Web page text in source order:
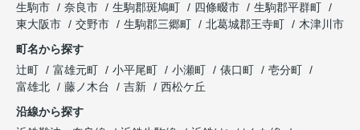
生駒市
奈良市 生駒郡斑鳩町 四條畷市
生駒郡平群町
東大阪市
交野市 生駒郡三郷町 北葛城郡王寺町
木津川市
町名から探す
辻町
富雄元町 小平尾町 小瀬町 俵口町
壱分町
富雄北
藤ノ木台 吉新
西松ケ丘
沿線から探す